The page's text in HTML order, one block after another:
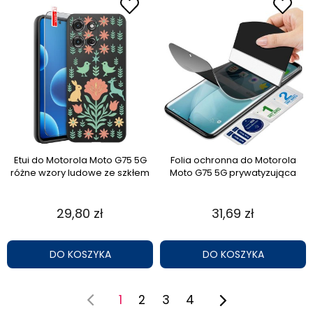
Etui do Motorola Moto G75 5G
różne wzory ludowe ze szkłem
29,80 zł
DO KOSZYKA
Folia ochronna do Motorola
Moto G75 5G prywatyzująca
31,69 zł
DO KOSZYKA
1 2 3 4